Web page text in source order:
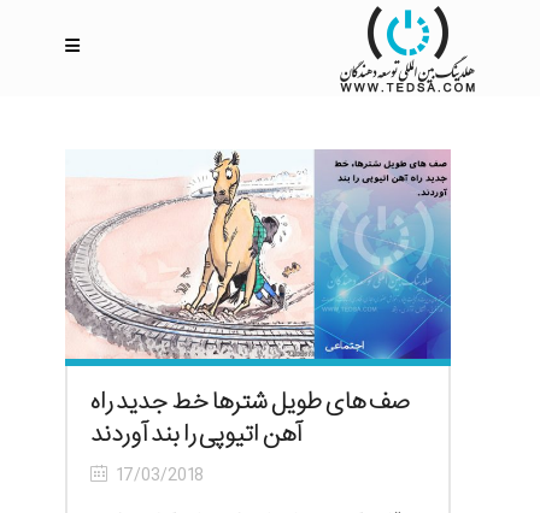
صف های طویل شترها خط جدید راه
آهن اتیوپی را بند آوردند
17/03/2018